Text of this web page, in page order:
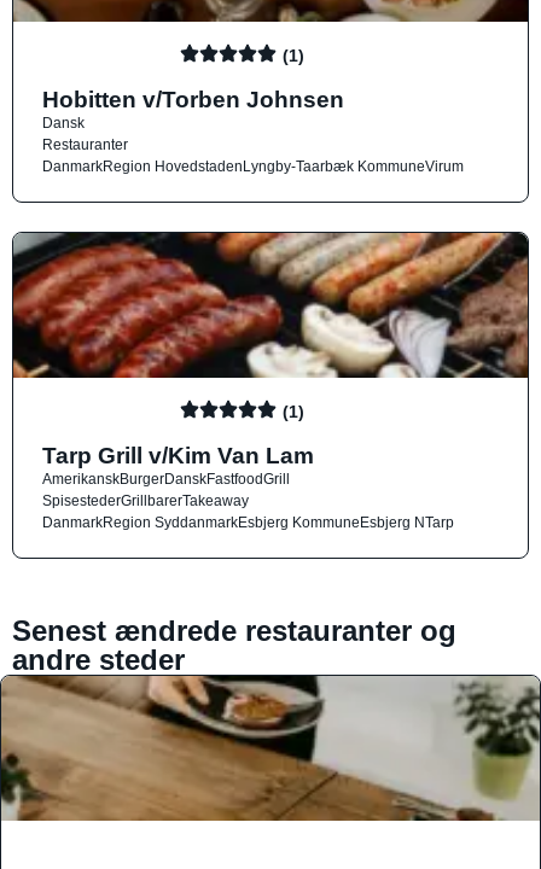
(1)
Hobitten v/Torben Johnsen
Dansk
Restauranter
DanmarkRegion HovedstadenLyngby-Taarbæk KommuneVirum
(1)
Tarp Grill v/Kim Van Lam
AmerikanskBurgerDanskFastfoodGrill
SpisestederGrillbarerTakeaway
DanmarkRegion SyddanmarkEsbjerg KommuneEsbjerg NTarp
Senest ændrede restauranter og
andre steder